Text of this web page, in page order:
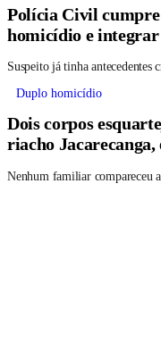
Polícia Civil
homicídio e
Suspeito já tinha
Duplo homicídio
Dois corpos
riacho Jacarecanga,
Nenhum familiar compareceu